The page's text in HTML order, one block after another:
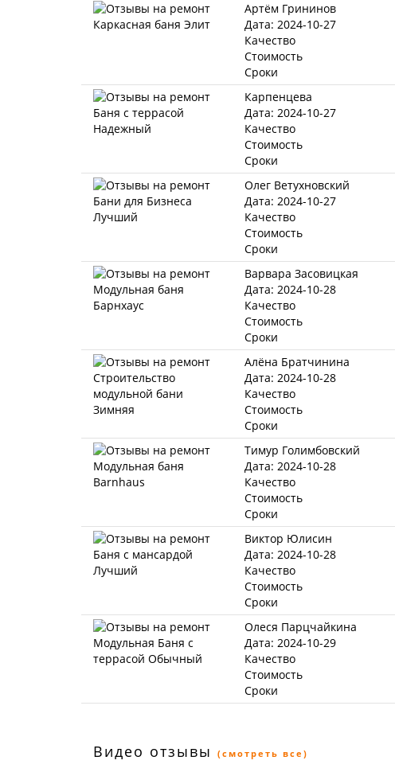
Артём Грининов
Дата: 2024-10-27
Качество
Стоимость
Сроки
Карпенцева
Дата: 2024-10-27
Качество
Стоимость
Сроки
Олег Ветухновский
Дата: 2024-10-27
Качество
Стоимость
Сроки
Варвара Засовицкая
Дата: 2024-10-28
Качество
Стоимость
Сроки
Алёна Братчинина
Дата: 2024-10-28
Качество
Стоимость
Сроки
Тимур Голимбовский
Дата: 2024-10-28
Качество
Стоимость
Сроки
Виктор Юлисин
Дата: 2024-10-28
Качество
Стоимость
Сроки
Олеся Парцчайкина
Дата: 2024-10-29
Качество
Стоимость
Сроки
Видео отзывы (смотреть все)